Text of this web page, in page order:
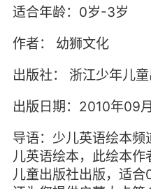
适合年龄：0岁-3岁
作者：
幼狮文化
出版社：
浙江少年儿
出版日期：2010年09月
导语：少儿英语绘本
儿英语绘本，此绘本
儿童出版社出版，适合